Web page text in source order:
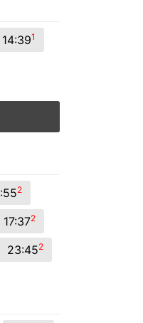
14:391
2
17:372
23:452